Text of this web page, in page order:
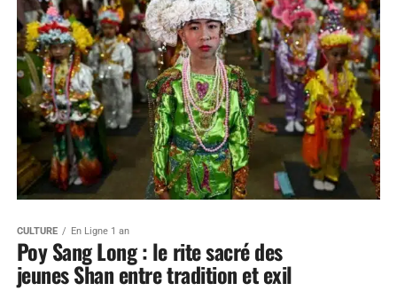
CULTURE En Ligne 1 an
Poy Sang Long : le rite sacré des
jeunes Shan entre tradition et exil